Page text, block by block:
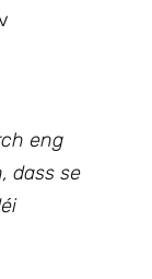
eng
dass se